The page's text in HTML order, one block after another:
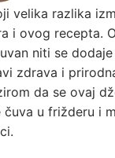
velika razlika
i ovog recepta.
niti se
zdrava i
da se ovaj
čuva u frižderu i